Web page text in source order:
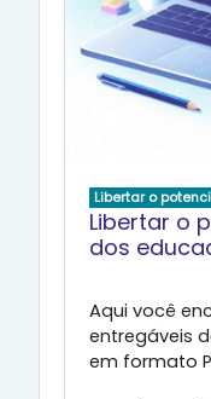
Libertar o
Libertar o
dos
Aqui você
entregáveis
em formato